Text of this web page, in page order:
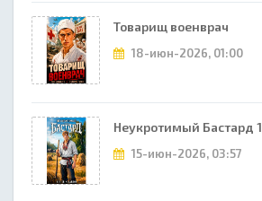
Товарищ военврач
18-июн-2026, 01:00
Неукротимый Бастард 1
15-июн-2026, 03:57